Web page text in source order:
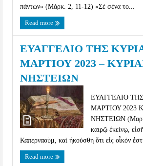
πάντων» (Μάρκ. 2, 11-12) «Σέ σένα το...
Read more
ΕΥΑΓΓΕΛΙΟ ΤΗΣ
ΜΑΡΤΙΟΥ 2023 –
ΝΗΣΤΕΙΩΝ
ΕΥΑΓΓΕΛΙΟ
ΜΑΡΤΙΟΥ 2023
ΝΗΣΤΕΙΩΝ
καιρῷ ἐκείνῳ,
Καπερναοὺμ, καὶ ἠκούσθη ὅτι εἰς οἶκόν
Read more